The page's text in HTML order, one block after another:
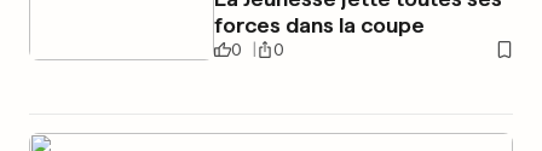
forces dans la coupe
0 0